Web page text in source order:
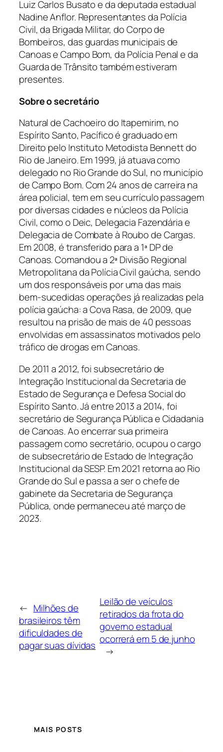
Luiz Carlos Busato e da deputada estadual
Nadine Anflor. Representantes da Polícia
Civil, da Brigada Militar, do Corpo de
Bombeiros, das guardas municipais de
Canoas e Campo Bom, da Polícia Penal e da
Guarda de Trânsito também estiveram
presentes.
Sobre o secretário
Natural de Cachoeiro do Itapemirim, no
Espírito Santo, Pacífico é graduado em
Direito pelo Instituto Metodista Bennett do
Rio de Janeiro. Em 1999, já atuava como
delegado no Rio Grande do Sul, no município
de Campo Bom. Com 24 anos de carreira na
área policial, tem em seu currículo passagem
por diversas cidades e núcleos da Polícia
Civil, como o Deic, Delegacia Fazendária e
Delegacia de Combate à Roubo de Cargas.
Em 2008, é transferido para a 1ª DP de
Canoas. Comandou a 2ª Divisão Regional
Metropolitana da Polícia Civil gaúcha, sendo
um dos responsáveis por uma das mais
bem-sucedidas operações já realizadas pela
polícia gaúcha: a Cova Rasa, de 2009, que
resultou na prisão de mais de 40 pessoas
envolvidas em assassinatos motivados pelo
tráfico de drogas em Canoas.
De 2011 a 2012, foi subsecretário de
Integração Institucional da Secretaria de
Estado de Segurança e Defesa Social do
Espírito Santo. Já entre 2013 a 2014, foi
secretário de Segurança Pública e Cidadania
de Canoas. Ao encerrar sua primeira
passagem como secretário, ocupou o cargo
de subsecretário de Estado de Integração
Institucional da SESP. Em 2021 retorna ao Rio
Grande do Sul e passa a ser o chefe de
gabinete da Secretaria de Segurança
Pública, onde permaneceu até março de
2023.
← Milhões de
brasileiros têm
dificuldades de
pagar suas dívidas
Leilão de veículos
retirados da frota do
governo estadual
ocorrerá em 5 de junho
→
MAIS POSTS